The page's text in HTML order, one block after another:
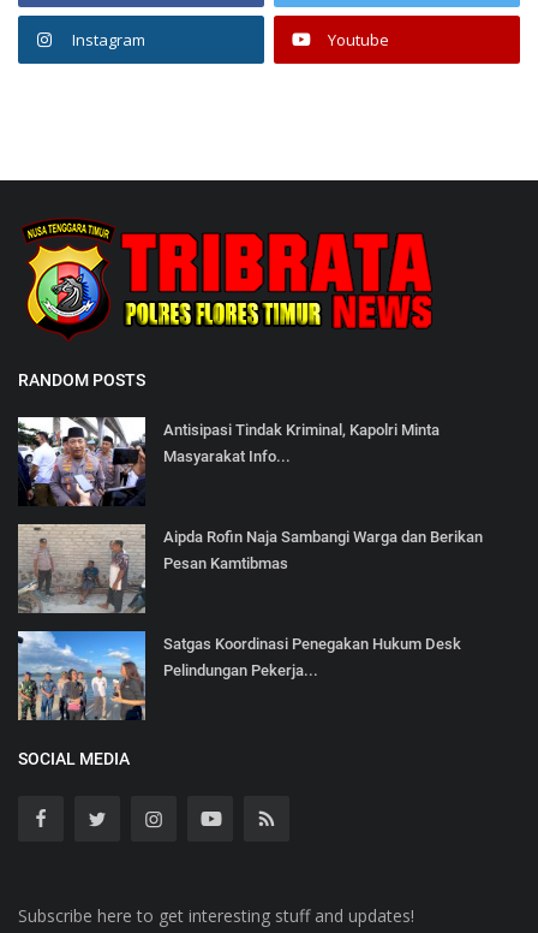
Instagram Youtube
RANDOM POSTS
Antisipasi Tindak Kriminal, Kapolri Minta
Masyarakat Info...
Aipda Rofin Naja Sambangi Warga dan Berikan
Pesan Kamtibmas
Satgas Koordinasi Penegakan Hukum Desk
Pelindungan Pekerja...
SOCIAL MEDIA
Subscribe here to get interesting stuff and updates!